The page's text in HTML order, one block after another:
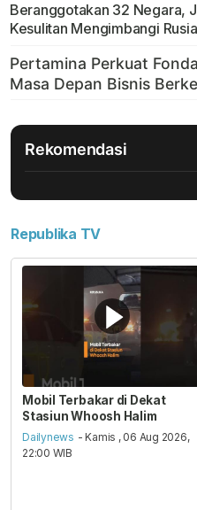
Beranggotakan 32 Negara,
Kesulitan Mengimbangi Rusia
Rekomendasi
Republika TV
Mobil Terbakar di Dekat
Stasiun Whoosh Halim
Dailynews - Kamis , 06 Aug 2026,
22:00 WIB